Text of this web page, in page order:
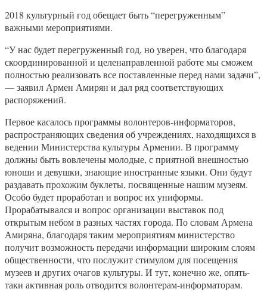
2018 культурный год обещает быть “перегруженным”
важными мероприятиями.
“У нас будет перегруженный год, но уверен, что благодаря
скоординированной и целенаправленной работе мы сможем
полностью реализовать все поставленные перед нами задачи”,
— заявил Армен Амирян и дал ряд соответствующих
распоряжений.
Первое касалось программы волонтеров-информаторов,
распространяющих сведения об учреждениях, находящихся в
ведении Министерства культуры Армении. В программу
должны быть вовлечены молодые, с приятной внешностью
юноши и девушки, знающие иностранные языки. Они будут
раздавать прохожим буклеты, посвященные нашим музеям.
Особо будет проработан и вопрос их униформы.
Прорабатывался и вопрос организации выставок под
открытым небом в разных частях города. По словам Армена
Амиряна, благодаря таким мероприятиям министерство
получит возможность передачи информации широким слоям
общественности, что послужит стимулом для посещения
музеев и других очагов культуры. И тут, конечно же, опять-
таки активная роль отводится волонтерам-информаторам.